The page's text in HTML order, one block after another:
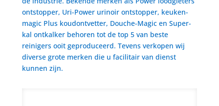
ontstopper, Uri-Power urinoir ontstopper, keuken-
magic Plus koudontvetter, Douche-Magic en Super-
kal ontkalker behoren tot de top 5 van beste
reinigers ooit geproduceerd. Tevens verkopen wij
diverse grote merken die u facilitair van dienst
kunnen zijn.